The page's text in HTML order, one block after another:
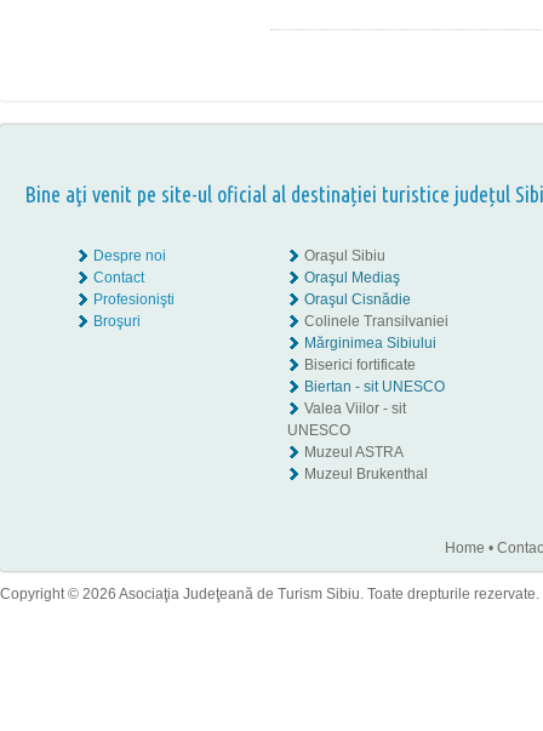
Bine aţi venit pe site-ul oficial al destinației turistice județul
Despre noi
Contact
Profesionişti
Broşuri
Oraşul Sibiu
Oraşul Mediaş
Oraşul Cisnădie
Colinele Transilvaniei
Mărginimea Sibiului
Biserici fortificate
Biertan - sit UNESCO
Valea Viilor - sit
UNESCO
Muzeul ASTRA
Muzeul Brukenthal
Home •
Copyright © 2026 Asociaţia Judeţeană de Turism Sibiu. Toate drepturile rezervate.